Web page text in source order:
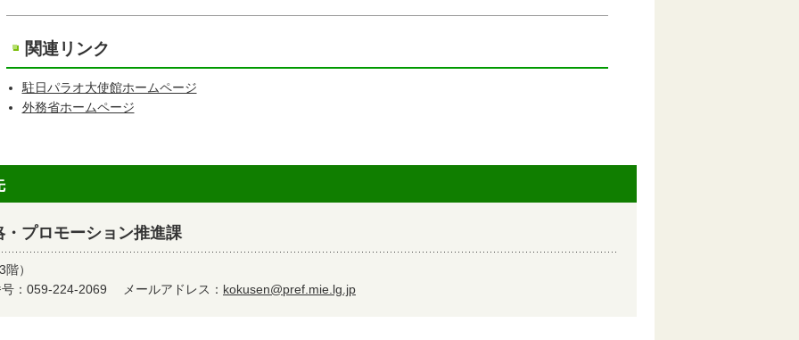
関連リンク
駐日パラオ大使館ホームページ
外務省ホームページ
プロモーション推進課
）
：059-224-2069
メールアドレス： kokusen@pref.mie.lg.jp